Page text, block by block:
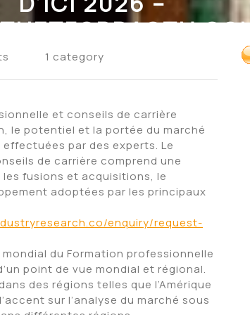
1 category
et conseils de carrière
le potentiel et la portée du marché
par des experts. Le
de carrière comprend une
fusions et acquisitions, le
adoptées par les principaux
enquiry/request-
mondial du Formation professionnelle
point de vue mondial et régional.
des régions telles que l’Amérique
sur l’analyse du marché sous